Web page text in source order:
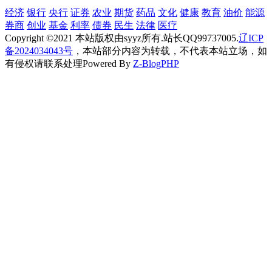
经济 银行 央行 证券 农业 期货 药品 文化 健康 教育 油价 能源
券商 创业 基金 利率 债券 民生 法律 医疗
Copyright ©2021 本站版权由syyz所有.站长QQ99737005.辽ICP
备2024034043号 ，本站部分内容为转载，不代表本站立场，如
有侵权请联系处理Powered By Z-BlogPHP